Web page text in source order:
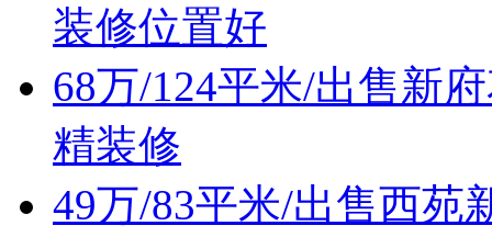
装修位置好
68万/124平米/出售新
精装修
49万/83平米/出售西苑